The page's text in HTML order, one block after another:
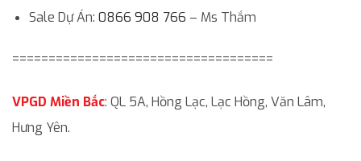
Sale Dự Án: 0866 908 766 – Ms Thắm
====================================
VPGD Miền Bắc: QL 5A, Hồng Lạc, Lạc Hồng, Văn Lâm,
Hưng Yên.